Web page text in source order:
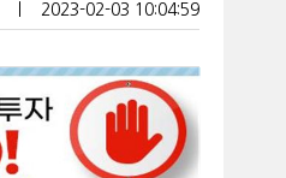
2023-02-03 10:04:59